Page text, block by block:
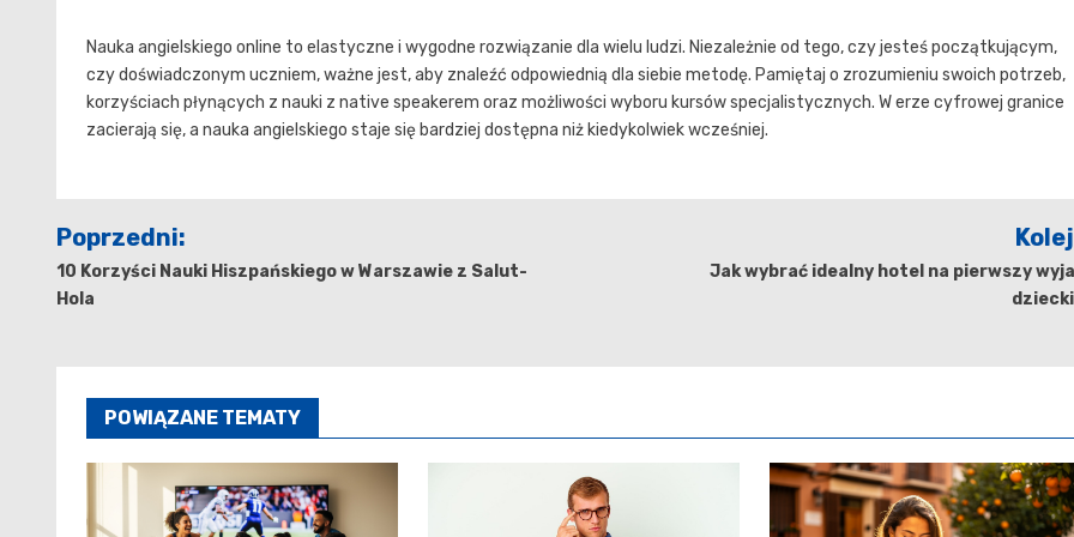
Nauka angielskiego online to elastyczne i wygodne rozwiązanie dla wielu ludzi. Niezależnie od tego, czy jesteś początkującym,
czy doświadczonym uczniem, ważne jest, aby znaleźć odpowiednią dla siebie metodę. Pamiętaj o zrozumieniu swoich potrzeb,
korzyściach płynących z nauki z native speakerem oraz możliwości wyboru kursów specjalistycznych. W erze cyfrowej granice
zacierają się, a nauka angielskiego staje się bardziej dostępna niż kiedykolwiek wcześniej.
Nawigacja
wpisu
Poprzedni:
10 Korzyści Nauki Hiszpańskiego w Warszawie z Salut-
Hola
Jak wybrać idealny hotel na pierwszy
POWIĄZANE TEMATY